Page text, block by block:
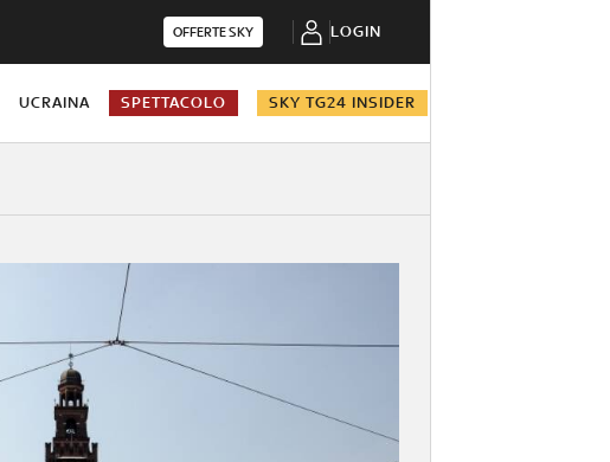
OFFERTE SKY LOGIN
UCRAINA SPETTACOLO SKY TG24 INSIDER